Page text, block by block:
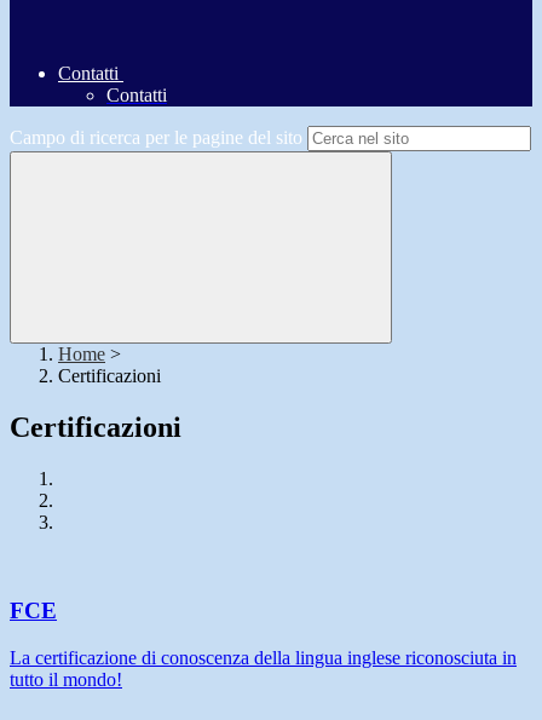
Contatti
Contatti
Campo di ricerca per le pagine del sito
Home >
Certificazioni
Certificazioni
FCE
La certificazione di conoscenza della lingua inglese riconosciuta in
tutto il mondo!